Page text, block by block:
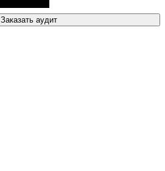
Заказать аудит